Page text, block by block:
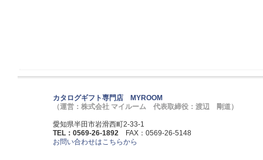
カタログギフト専門店 MYROOM
（運営：株式会社 マイルーム 代表取締役：渡辺 剛道）
愛知県半田市岩滑西町2-33-1
TEL：0569-26-1892 FAX：0569-26-5148
お問い合わせはこちらから